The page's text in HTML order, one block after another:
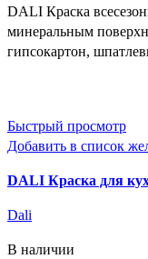
DALI Краска
минеральным
гипсокартон,
Быстрый просмотр
Добавить в список
DALI Краска для
Dali
В наличии